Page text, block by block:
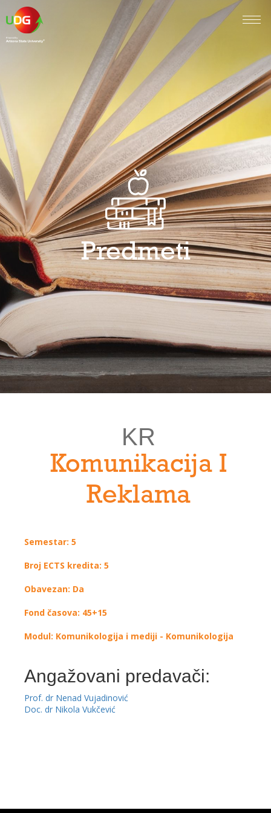
Predmeti
KR
Komunikacija I
Reklama
Semestar: 5
Broj ECTS kredita: 5
Obavezan: Da
Fond časova: 45+15
Modul: Komunikologija i mediji - Komunikologija
Angažovani predavači:
Prof. dr Nenad Vujadinović
Doc. dr Nikola Vukčević